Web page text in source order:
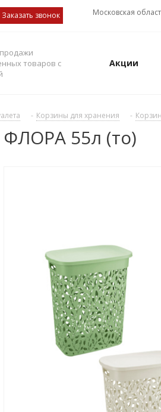
Заказать звонок Московская
товаров с
Акции
- Корзины для хранения -
ФЛОРА 55л (то)